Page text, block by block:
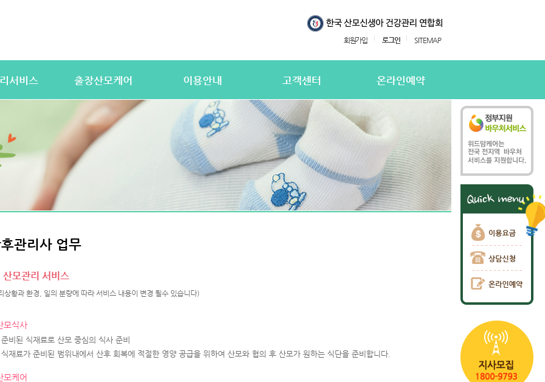
회원가입 로그인 SITEMAP
서비스
무
격요건
출장산모케어
산후바디케어
케어매니저 자격요건
유의사항
이용안내
대여용품
이용약관
고객센터
공지사항
문의하기
이용후기
자주하는질문
상담신청
상담신청 확인
온라인예약
관리사 업무
산모관리 서비스
상황과 환경, 일의 분량에 따라 서비스 내용이 변경 될수 있습니다)
모식사
준비된 식재료로 산모 중심의 식사 준비
식재료가 준비된 범위내에서 산후 회복에 적절한 영양 공급을 위하여 산모와 협의 후 산모가 원하는 식단을 준비합니다.
모케어